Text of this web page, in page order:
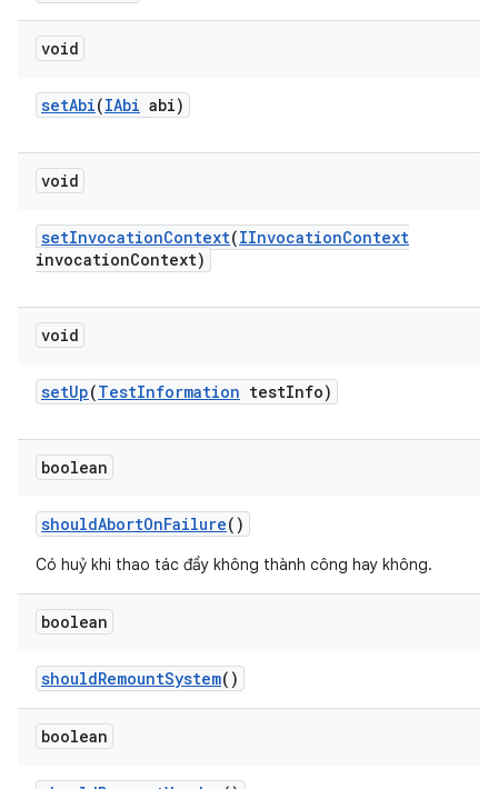
void
setAbi(IAbi abi)
void
setInvocationContext(IInvocationContext
invocationContext)
void
setUp(TestInformation testInfo)
boolean
shouldAbortOnFailure()
Có huỷ khi thao tác đẩy không thành công hay không.
boolean
shouldRemountSystem()
boolean